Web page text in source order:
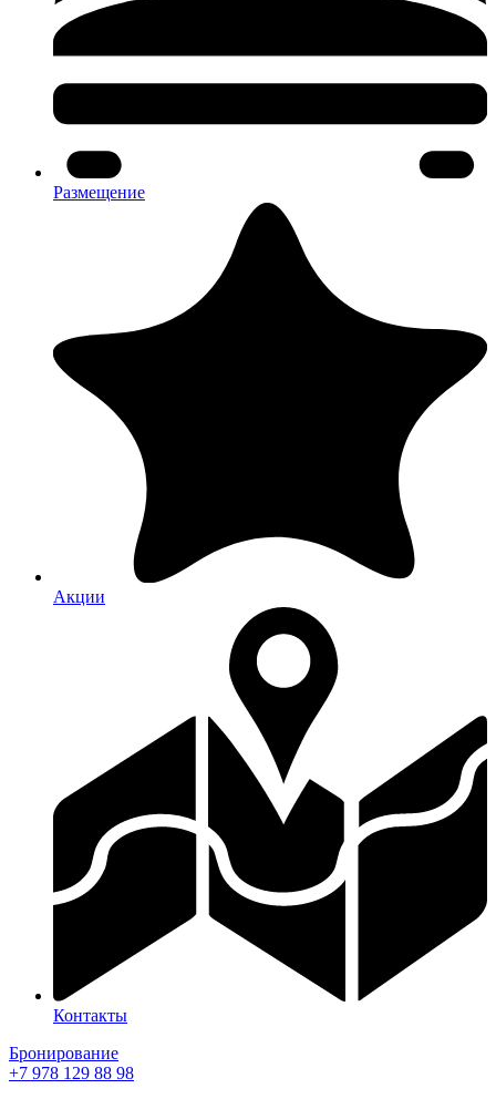
Размещение
Акции
Контакты
Бронирование
+7 978 129 88 98